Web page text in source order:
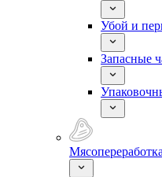
Убой и
Запасные
Мясопереработка